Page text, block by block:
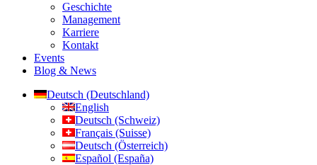
Geschichte
Management
Karriere
Kontakt
Events
Blog & News
Deutsch (Deutschland)
English
Deutsch (Schweiz)
Français (Suisse)
Deutsch (Österreich)
Español (España)